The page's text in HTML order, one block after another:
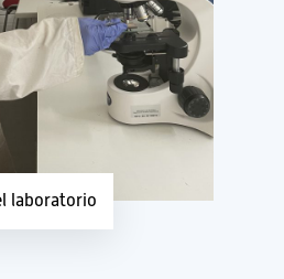
laboratorio